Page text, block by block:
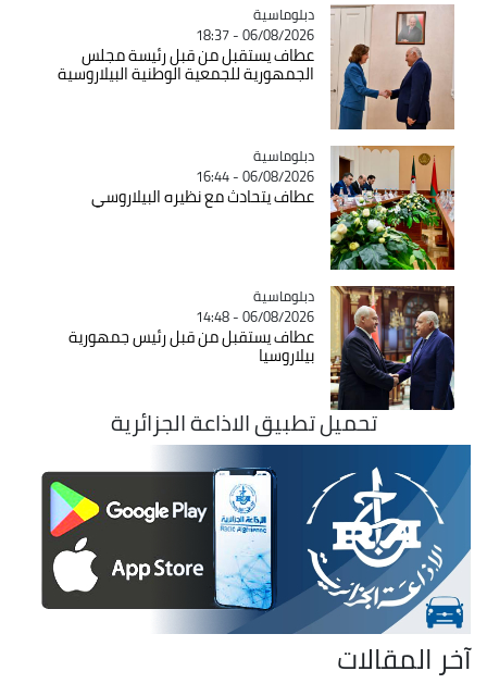
Catégorie
دبلوماسية
06/08/2026 - 18:37
عطاف يستقبل من قبل رئيسة مجلس
الجمهورية للجمعية الوطنية البيلاروسية
Catégorie
دبلوماسية
06/08/2026 - 16:44
عطاف يتحادث مع نظيره البيلاروسي
Catégorie
دبلوماسية
06/08/2026 - 14:48
عطاف يستقبل من قبل رئيس جمهورية
بيلاروسيا
تحميل تطبيق الاذاعة الجزائرية
آخر المقالات